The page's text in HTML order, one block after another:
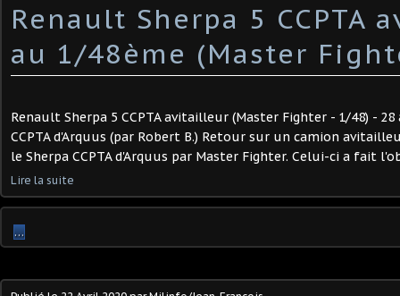
Renault Sherpa 5 CCPTA
au 1/48ème (Master
Renault Sherpa 5 CCPTA avitailleur (Master Fighter - 1/48) - 28
CCPTA d'Arquus (par Robert B.) Retour sur un camion
le Sherpa CCPTA d'Arquus par Master Fighter. Celui-ci a fait
Lire la suite
…